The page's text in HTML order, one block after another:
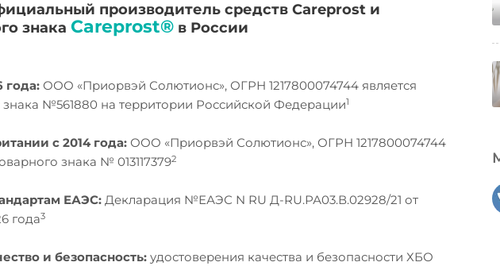
производитель средств Careprost и
знака Careprost® в России
года: ООО «Приорвэй Солютионс», ОГРН 1217800074744 является
№561880 на территории Российской Федерации1
с 2014 года: ООО «Приорвэй Солютионс», ОГРН 1217800074744
знака № 0131173792
ЕАЭС: Декларация №ЕАЭС N RU Д-RU.РА03.В.02928/21 от
года3
и безопасность: удостоверения качества и безопасности ХБО